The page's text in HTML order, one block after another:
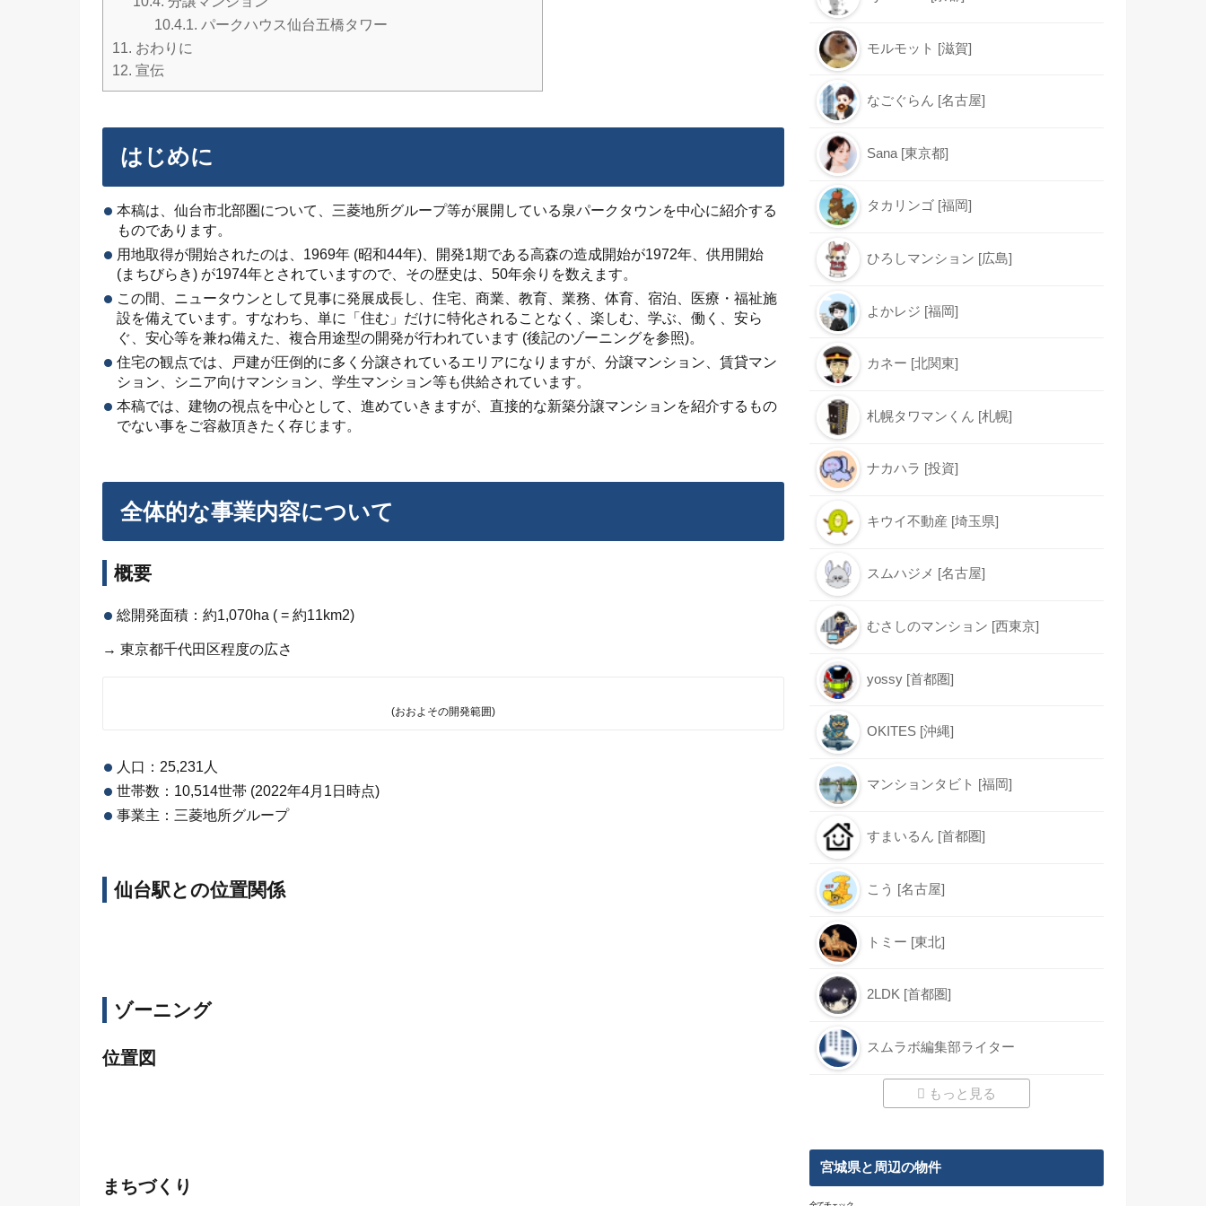
10.4.1. パークハウス仙台五橋タワー
11. おわりに
12. 宣伝
はじめに
本稿は、仙台市北部圏について、三菱地所グループ等が展開している泉パークタウンを中心に紹介する
ものであります。
用地取得が開始されたのは、1969年 (昭和44年)、開発1期である高森の造成開始が1972年、供用開始
(まちびらき) が1974年とされていますので、その歴史は、50年余りを数えます。
この間、ニュータウンとして見事に発展成長し、住宅、商業、教育、業務、体育、宿泊、医療・福祉施
設を備えています。すなわち、単に「住む」だけに特化されることなく、楽しむ、学ぶ、働く、安ら
ぐ、安心等を兼ね備えた、複合用途型の開発が行われています (後記のゾーニングを参照)。
住宅の観点では、戸建が圧倒的に多く分譲されているエリアになりますが、分譲マンション、賃貸マン
ション、シニア向けマンション、学生マンション等も供給されています。
本稿では、建物の視点を中心として、進めていきますが、直接的な新築分譲マンションを紹介するもの
でない事をご容赦頂きたく存じます。
全体的な事業内容について
概要
総開発面積：約1,070ha ( = 約11km2)
→ 東京都千代田区程度の広さ
(おおよその開発範囲)
人口：25,231人
世帯数：10,514世帯 (2022年4月1日時点)
事業主：三菱地所グループ
仙台駅との位置関係
ゾーニング
位置図
まちづくり
モルモット [滋賀]
なごぐらん [名古屋]
Sana [東京都]
タカリンゴ [福岡]
ひろしマンション [広島]
よかレジ [福岡]
カネー [北関東]
札幌タワマンくん [札幌]
ナカハラ [投資]
キウイ不動産 [埼玉県]
スムハジメ [名古屋]
むさしのマンション [西東京]
yossy [首都圏]
OKITES [沖縄]
マンションタビト [福岡]
すまいるん [首都圏]
こう [名古屋]
トミー [東北]
2LDK [首都圏]
スムラボ編集部ライター
もっと見る
宮城県と周辺の物件